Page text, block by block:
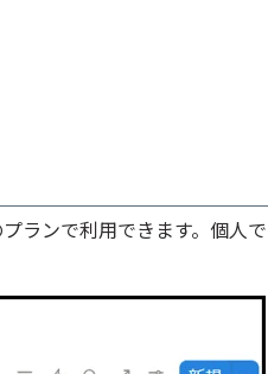
ランで利用できます。個人で